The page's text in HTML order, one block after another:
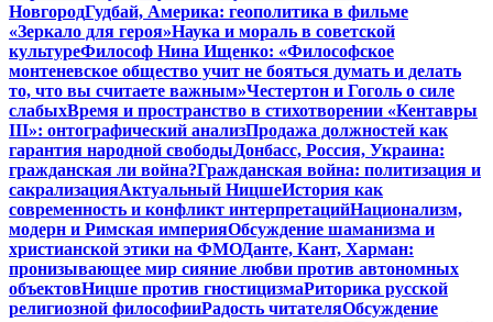
НовгородГудбай, Америка: геополитика в фильме
«Зеркало для героя»Наука и мораль в советской
культуреФилософ Нина Ищенко: «Философское
монтеневское общество учит не бояться думать и делать
то, что вы считаете важным»Честертон и Гоголь о силе
слабыхВремя и пространство в стихотворении «Кентавры
III»: онтографический анализПродажа должностей как
гарантия народной свободыДонбасс, Россия, Украина:
гражданская ли война?Гражданская война: политизация и
сакрализацияАктуальный НицшеИстория как
современность и конфликт интерпретацийНационализм,
модерн и Римская империяОбсуждение шаманизма и
христианской этики на ФМОДанте, Кант, Харман:
пронизывающее мир сияние любви против автономных
объектовНицше против гностицизмаРиторика русской
религиозной философииРадость читателяОбсуждение